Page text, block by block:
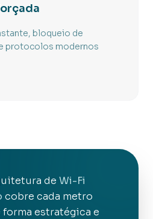
bloqueio de
protocolos modernos
de Wi-Fi
cobre cada metro
estratégica e